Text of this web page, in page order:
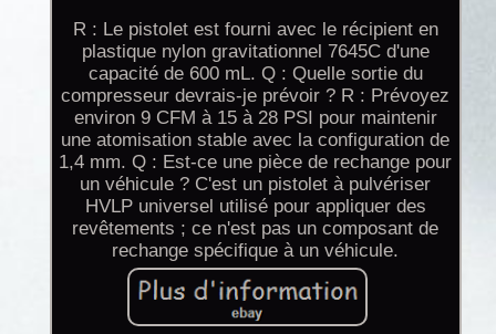
R : Le pistolet est fourni avec le récipient en
plastique nylon gravitationnel 7645C d'une
capacité de 600 mL. Q : Quelle sortie du
compresseur devrais-je prévoir ? R : Prévoyez
environ 9 CFM à 15 à 28 PSI pour maintenir
une atomisation stable avec la configuration de
1,4 mm. Q : Est-ce une pièce de rechange pour
un véhicule ? C'est un pistolet à pulvériser
HVLP universel utilisé pour appliquer des
revêtements ; ce n'est pas un composant de
rechange spécifique à un véhicule.